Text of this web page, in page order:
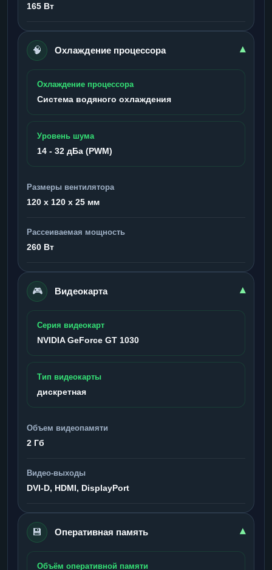
165 Вт
🧠 Охлаждение процессора ▾
Охлаждение процессора
Система водяного охлаждения
Уровень шума
14 - 32 дБа (PWM)
Размеры вентилятора
120 x 120 x 25 мм
Рассеиваемая мощность
260 Вт
🎮 Видеокарта ▾
Серия видеокарт
NVIDIA GeForce GT 1030
Тип видеокарты
дискретная
Объем видеопамяти
2 Гб
Видео-выходы
DVI-D, HDMI, DisplayPort
💾 Оперативная память ▾
Объём оперативной памяти